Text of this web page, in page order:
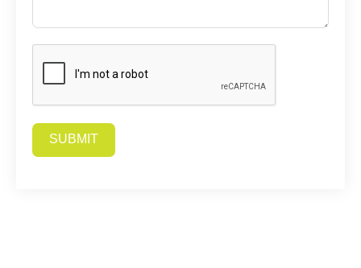
SUBMIT